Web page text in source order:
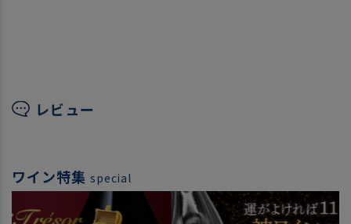
レビュー
ワイン特集 special